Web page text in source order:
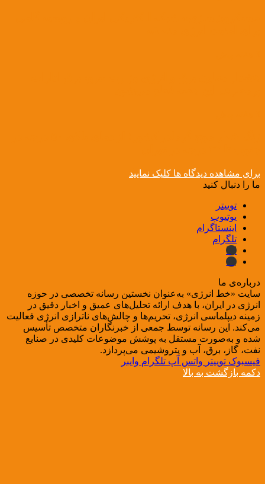
برای مشاهده دیدگاه ها کلیک نمایید
ما را دنبال کنید
توییتر
یوتیوب
اینستاگرام
تلگرام
ایتا
بله
درباره‌ی ما
سایت «خط انرژی» به‌عنوان نخستین رسانه تخصصی در حوزه
انرژی در ایران، با هدف ارائه تحلیل‌های عمیق و اخبار دقیق در
زمینه دیپلماسی انرژی، تحریم‌ها و چالش‌های ناترازی انرژی فعالیت
می‌کند. این رسانه توسط جمعی از خبرنگاران متخصص تأسیس
شده و به‌صورت مستقل به پوشش موضوعات کلیدی در صنایع
نفت، گاز، برق، آب و پتروشیمی می‌پردازد.
فیسبوک توییتر واتس آپ تلگرام وایبر
دکمه بازگشت به بالا